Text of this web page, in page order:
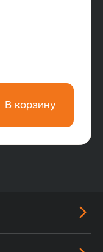
В корзину